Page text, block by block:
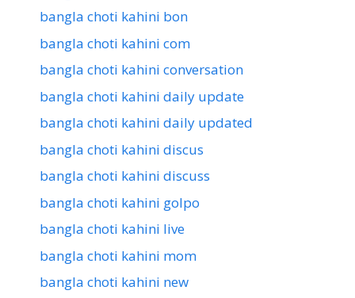
bangla choti kahini bon
bangla choti kahini com
bangla choti kahini conversation
bangla choti kahini daily update
bangla choti kahini daily updated
bangla choti kahini discus
bangla choti kahini discuss
bangla choti kahini golpo
bangla choti kahini live
bangla choti kahini mom
bangla choti kahini new